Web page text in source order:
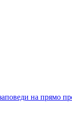
на прямо